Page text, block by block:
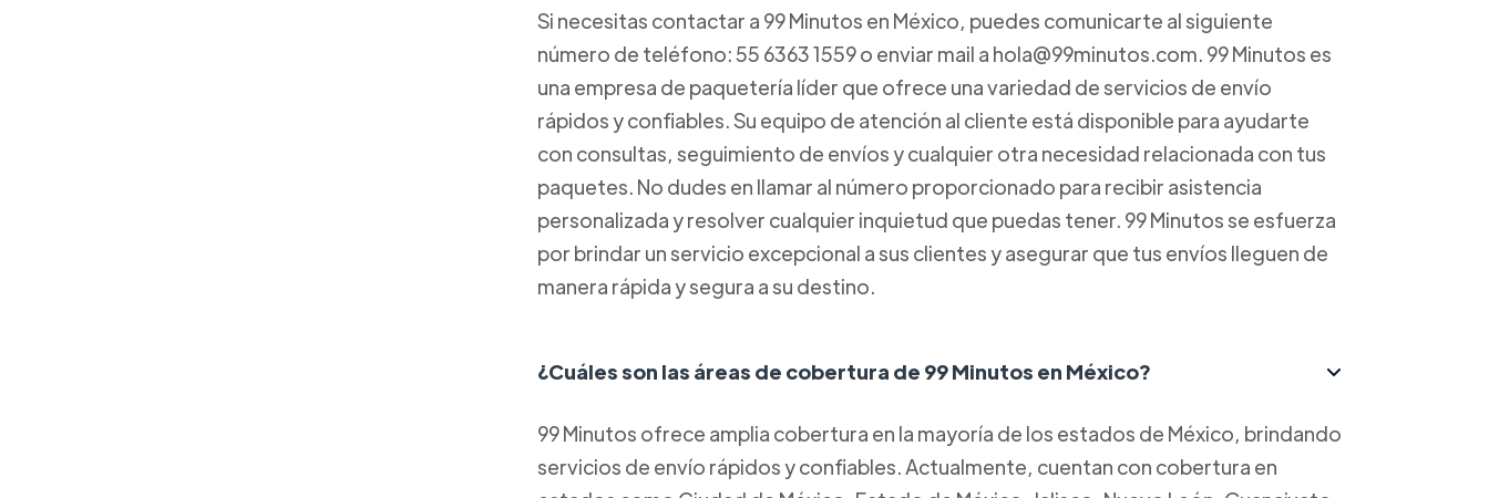
Si necesitas contactar a 99 Minutos en México, puedes comunicarte al siguiente
número de teléfono: 55 6363 1559 o enviar mail a hola@99minutos.com. 99 Minutos es
una empresa de paquetería líder que ofrece una variedad de servicios de envío
rápidos y confiables. Su equipo de atención al cliente está disponible para ayudarte
con consultas, seguimiento de envíos y cualquier otra necesidad relacionada con tus
paquetes. No dudes en llamar al número proporcionado para recibir asistencia
personalizada y resolver cualquier inquietud que puedas tener. 99 Minutos se esfuerza
por brindar un servicio excepcional a sus clientes y asegurar que tus envíos lleguen de
manera rápida y segura a su destino.
¿Cuáles son las áreas de cobertura de 99 Minutos en México?
99 Minutos ofrece amplia cobertura en la mayoría de los estados de México, brindando
servicios de envío rápidos y confiables. Actualmente, cuentan con cobertura en